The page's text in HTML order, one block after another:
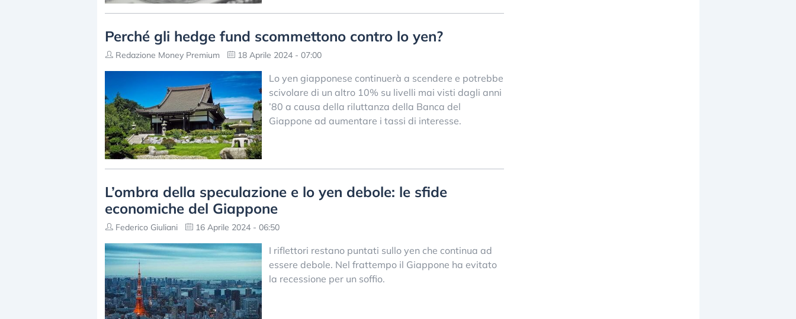
Perché gli hedge fund scommettono contro lo yen?
Redazione Money Premium 18 Aprile 2024 - 07:00
Lo yen giapponese continuerà a scendere e potrebbe
scivolare di un altro 10% su livelli mai visti dagli anni
’80 a causa della riluttanza della Banca del
Giappone ad aumentare i tassi di interesse.
L’ombra della speculazione e lo yen debole: le sfide
economiche del Giappone
Federico Giuliani 16 Aprile 2024 - 06:50
I riflettori restano puntati sullo yen che continua ad
essere debole. Nel frattempo il Giappone ha evitato
la recessione per un soffio.